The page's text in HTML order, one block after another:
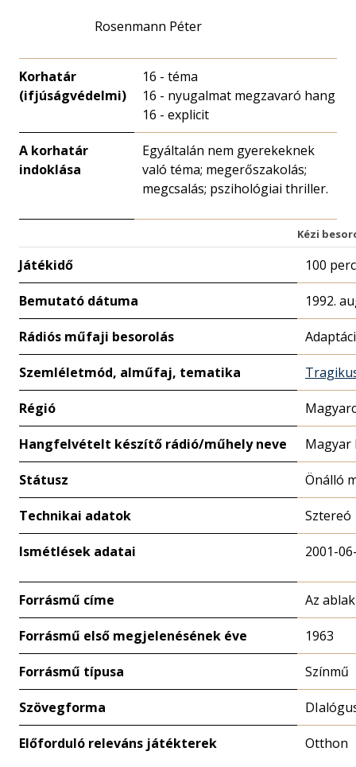
Rosenmann Péter
Korhatár
(ifjúságvédelmi)
16 - téma
16 - nyugalmat megzavaró hang
16 - explicit
A korhatár
indoklása
Egyáltalán nem gyerekeknek
való téma; megerőszakolás;
megcsalás; pszihológiai thriller.
Kézi
Játékidő 100 perc
Bemutató dátuma 1992.
Rádiós műfaji besorolás
Szemléletmód, alműfaj, tematika
Régió
Hangfelvételt készítő rádió/műhely neve Magyar
Státusz Önálló
Technikai adatok Sztereó
Ismétlések adatai 2001-
Forrásmű címe Az
Forrásmű első megjelenésének éve 1963
Forrásmű típusa Színmű
Szövegforma
Előforduló releváns játékterek Otthon